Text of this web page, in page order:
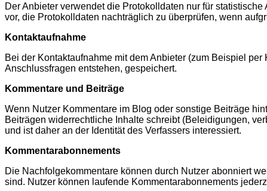
Der Anbieter verwendet die Protokolldaten nur für
vor, die Protokolldaten nachträglich zu überprüfen, wenn
Kontaktaufnahme
Bei der Kontaktaufnahme mit dem Anbieter (zum Beispiel
Anschlussfragen entstehen, gespeichert.
Kommentare und Beiträge
Wenn Nutzer Kommentare im Blog oder sonstige Beiträge
Beiträgen widerrechtliche Inhalte schreibt (Beleidigungen,
und ist daher an der Identität des Verfassers interessiert.
Kommentarabonnements
Die Nachfolgekommentare können durch Nutzer abonniert
sind. Nutzer können laufende Kommentarabonnements